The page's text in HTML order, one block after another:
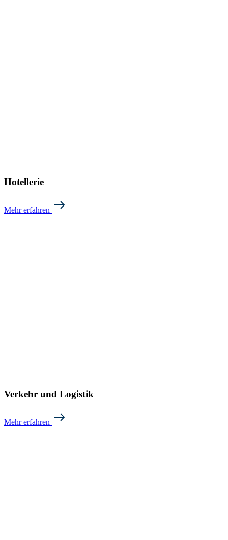
Hotellerie
Mehr erfahren
Verkehr und Logistik
Mehr erfahren